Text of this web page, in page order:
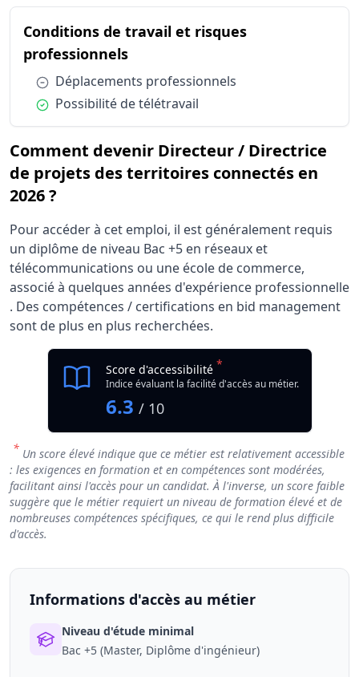
Conditions de travail et risques professionnels
Conditions de travail et risques
professionnelsdu métier Directeur /
Condition :
Déplacements professionnels
Condition :
Possibilité de télétravail
Comment devenir Directeur / Directrice
de projets des territoires connectés en
2026 ?
Pour accéder à cet emploi, il est généralement requis
un diplôme de niveau Bac +5 en réseaux et
télécommunications ou une école de commerce,
associé à quelques années d'expérience professionnelle
. Des compétences / certifications en bid management
sont de plus en plus recherchées.
Score d'accessibilité *
Indice évaluant la facilité d'accès au métier.
6.3 / 10
* Un score élevé indique que ce métier est relativement accessible
: les exigences en formation et en compétences sont modérées,
facilitant ainsi l'accès pour un candidat. À l'inverse, un score faible
suggère que le métier requiert un niveau de formation élevé et de
nombreuses compétences spécifiques, ce qui le rend plus difficile
d'accès.
Informations d'accès au métier
Niveau d'étude minimal
Bac +5 (Master, Diplôme d'ingénieur)